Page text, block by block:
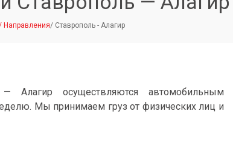
Направления/ Ставрополь - Алагир
— Алагир осуществляются автомобильным
Мы принимаем груз от физических лиц и